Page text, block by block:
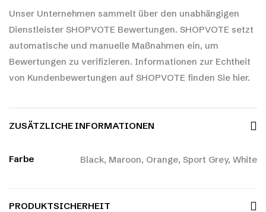
Unser Unternehmen sammelt über den unabhängigen
Dienstleister SHOPVOTE Bewertungen. SHOPVOTE setzt
automatische und manuelle Maßnahmen ein, um
Bewertungen zu verifizieren. Informationen zur Echtheit
von Kundenbewertungen auf SHOPVOTE finden Sie hier.
ZUSÄTZLICHE INFORMATIONEN
Farbe Black, Maroon, Orange, Sport Grey, White
PRODUKTSICHERHEIT